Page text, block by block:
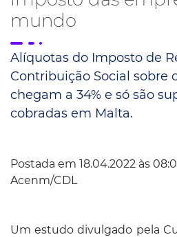
mundo
Alíquotas do Imposto de
Contribuição Social sobre
chegam a 34% e só são
cobradas em Malta.
Postada em 18.04.2022 às
Acenm/CDL
Um estudo divulgado pela